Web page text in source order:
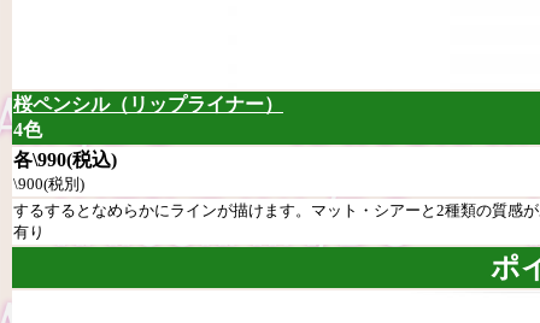
桜ペンシル（リップライナー）
4色
各\990(税込)
\900(税別)
するするとなめらかにラインが描けます。マット・シアーと2種類の質感
有り
ポ